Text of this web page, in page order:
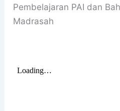
Pembelajaran PAI dan
Madrasah